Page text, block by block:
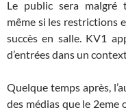
Le public sera malgré
même si les restrictions
succès en salle. KV1
d’entrées dans un
Quelque temps après,
des médias que le 2eme